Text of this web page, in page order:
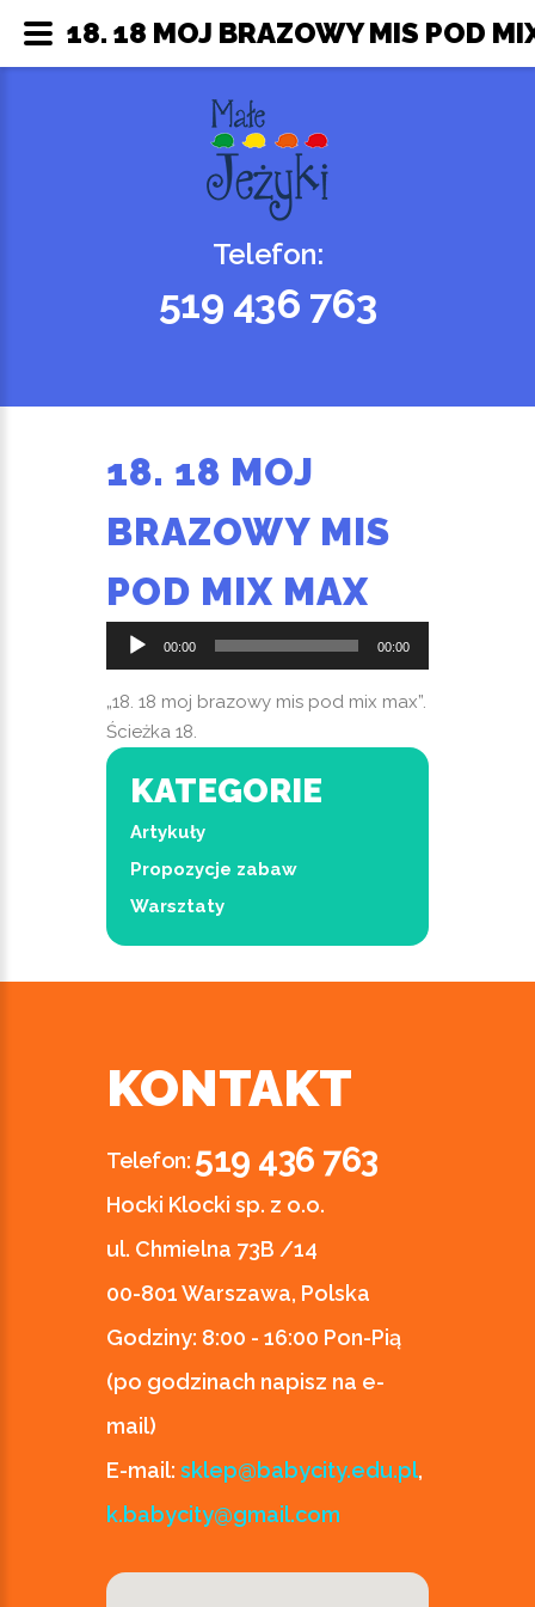
Telefon:
519 436 763
18. 18 MOJ
BRAZOWY MIS
POD MIX MAX
Odtwarzacz
plików
dźwiękowych
00:00 00:00
„18. 18 moj brazowy mis pod mix max”.
Ścieżka 18.
KATEGORIE
Artykuły
Propozycje zabaw
Warsztaty
KONTAKT
Telefon: 519 436 763
Hocki Klocki sp. z o.o.
ul. Chmielna 73B /14
00-801 Warszawa, Polska
Godziny: 8:00 - 16:00 Pon-Pią
(po godzinach napisz na e-
mail)
E-mail: sklep@babycity.edu.pl,
k.babycity@gmail.com
18. 18 MOJ BRAZOWY MIS POD